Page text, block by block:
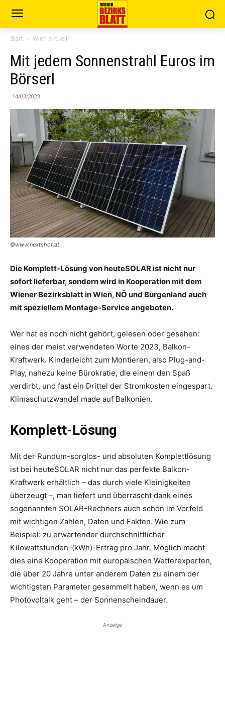
Start Wien Aktuell
Mit jedem Sonnenstrahl Euros im
Börserl
14/03/2023
©www.nextshot.at
Die Komplett-Lösung von heuteSOLAR ist nicht nur
sofort lieferbar, sondern wird in Kooperation mit dem
Wiener Bezirksblatt in Wien, NÖ und Burgenland auch
mit speziellem Montage-Service angeboten.
Wer hat es noch nicht gehört, gelesen oder ­gesehen:
eines der meist verwendeten Worte 2023, Balkon-
Kraftwerk. ­Kinderleicht zum Montieren, also Plug-and-
Play, nahezu keine Bürokratie, die einem den Spaß
verdirbt, und fast ein Drittel der Stromkosten eingespart.
Klimaschutz­wandel made auf Balkonien.
Komplett-Lösung
Mit der Rundum-sorglos- und absoluten Komplettlösung
ist bei heuteSOLAR nicht nur das perfekte Balkon-
Kraftwerk erhältlich – das durch viele Kleinigkeiten
überzeugt –, man liefert und überrascht dank eines
sogenannten SOLAR-Rechners auch schon im Vorfeld
mit wichtigen Zahlen, Daten und Fakten. Wie zum
Beispiel: zu erwartender durchschnittlicher
Kilowattstunden-(kWh)-Ertrag pro Jahr. Möglich macht
dies eine Kooperation mit europäischen Wetterexperten,
die über 20 Jahre unter anderem Daten zu einem der
wichtigsten Parameter gesammelt haben, wenn es um
Photovoltaik geht – der Sonnenscheindauer.
Anzeige